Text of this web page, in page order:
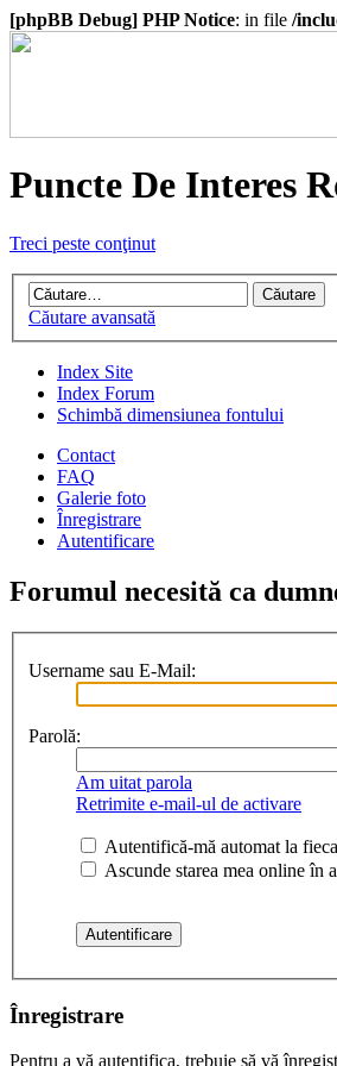
[phpBB Debug] PHP Notice: in file /
Puncte De Interes
Treci peste conţinut
Căutare avansată
Index Site
Index Forum
Schimbă dimensiunea fontului
Contact
FAQ
Galerie foto
Înregistrare
Autentificare
Forumul necesită ca
Username sau E-Mail:
Parolă:
Am uitat parola
Retrimite e-mail-ul de activare
Autentifică-mă automat la
Ascunde starea mea online în
Înregistrare
Pentru a vă autentifica, trebuie să vă